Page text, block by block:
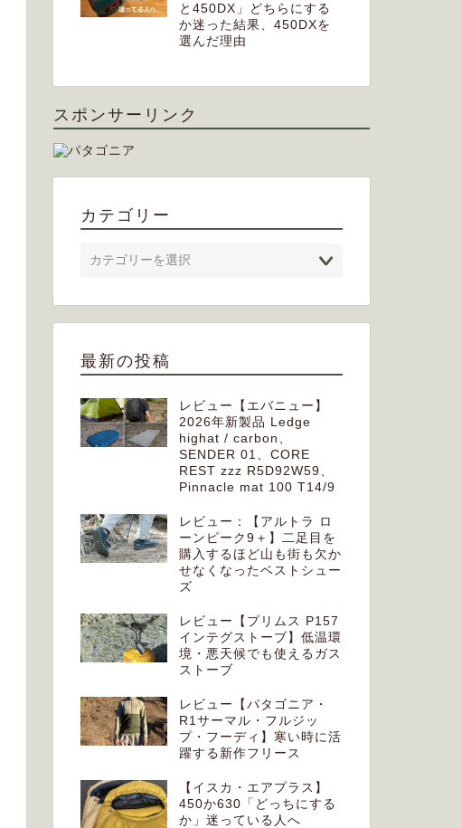
と450DX」どちらにする
か迷った結果、450DXを
選んだ理由
スポンサーリンク
カテゴリー
最新の投稿
レビュー【エバニュー】
2026年新製品 Ledge
highat / carbon、
SENDER 01、CORE
REST zzz R5D92W59、
Pinnacle mat 100 T14/9
レビュー：【アルトラ ロ
ーンピーク9＋】二足目を
購入するほど山も街も欠か
せなくなったベストシュー
ズ
レビュー【プリムス P157
インテグストーブ】低温環
境・悪天候でも使えるガス
ストーブ
レビュー【パタゴニア・
R1サーマル・フルジッ
プ・フーディ】寒い時に活
躍する新作フリース
【イスカ・エアプラス】
450か630「どっちにする
か」迷っている人へ